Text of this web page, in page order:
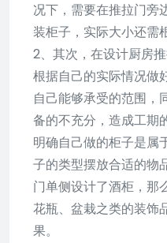
况下，需要在推拉门旁
装柜子，实际大小还需
2、其次，在设计厨房
根据自己的实际情况做
自己能够承受的范围，
备的不充分，造成工期
明确自己做的柜子是属
子的类型摆放合适的物
门单侧设计了酒柜，那
花瓶、盆栽之类的装饰
果。